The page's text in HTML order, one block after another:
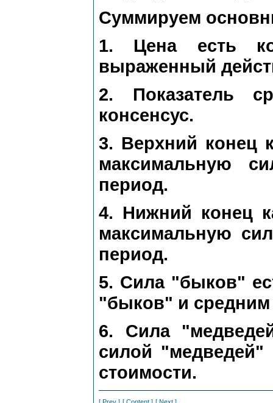
Суммируем
1. Цена есть
выраженный
2. Показатель
консенсус.
3. Верхний конец
максимальную
период.
4. Нижний конец
максимальную
период.
5. Сила "быков"
"быков" и средним
6. Сила
силой "медведей"
стоимости.